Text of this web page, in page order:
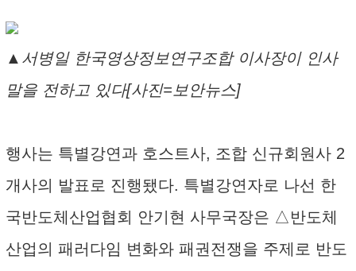
▲서병일 한국영상정보연구조합 이사장이 인사
말을 전하고 있다[사진=보안뉴스]
행사는 특별강연과 호스트사, 조합 신규회원사 2
개사의 발표로 진행됐다. 특별강연자로 나선 한
국반도체산업협회 안기현 사무국장은 △반도체
산업의 패러다임 변화와 패권전쟁을 주제로 반도